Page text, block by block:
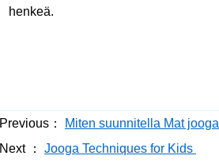
henkeä.
Previous：
Miten suunnitella Mat jooga
Next ：
Jooga Techniques for Kids